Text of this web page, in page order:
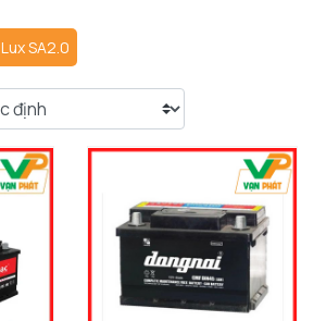
Lux SA2.0